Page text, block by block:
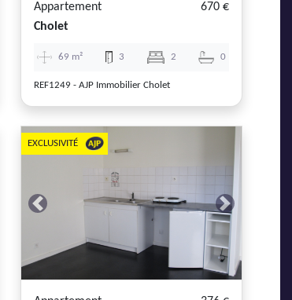
Appartement
670 €
Cholet
69 m² 3 2 0
REF1249 - AJP Immobilier Cholet
Previous Next
EXCLUSIVITÉ